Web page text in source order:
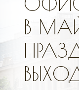
В